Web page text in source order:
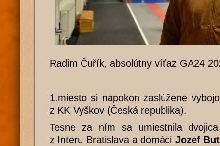
Radim Čuřík, absolútny víťaz GA24
1.miesto si napokon zaslúžene
z KK Vyškov (Česká republika).
Tesne za ním sa umiestnila
z Interu Bratislava a domáci Jozef